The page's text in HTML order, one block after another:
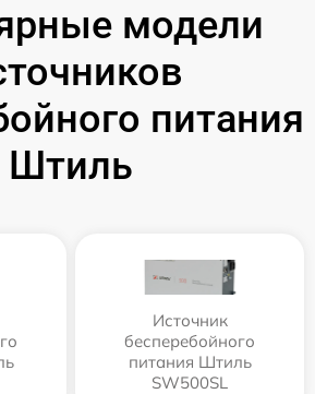
модели
питания
Штиль
Источник
бесперебойного
питания Штиль
SW500SL